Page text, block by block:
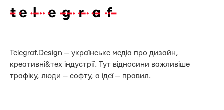
Telegraf.Design — українське медіа про дизайн,
креативні&тех індустрії. Тут відносини важливіше
трафіку, люди — софту, а ідеї — правил.